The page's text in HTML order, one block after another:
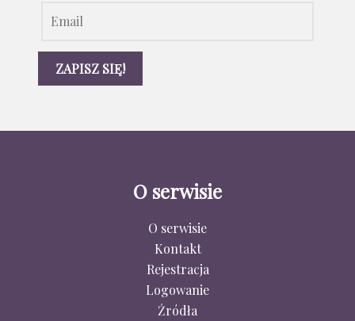
O serwisie
O serwisie
Kontakt
Rejestracja
Logowanie
Źródła